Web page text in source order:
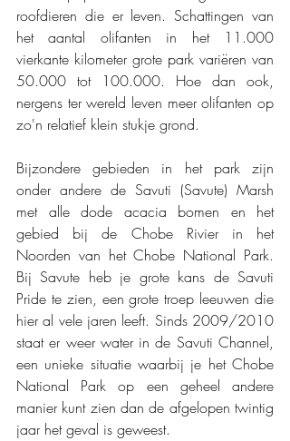
roofdieren die er leven. Schattingen van
het aantal olifanten in het 11.000
vierkante kilometer grote park variëren van
50.000 tot 100.000. Hoe dan ook,
nergens ter wereld leven meer olifanten op
zo'n relatief klein stukje grond.
Bijzondere gebieden in het park zijn
onder andere de Savuti (Savute) Marsh
met alle dode acacia bomen en het
gebied bij de Chobe Rivier in het
Noorden van het Chobe National Park.
Bij Savute heb je grote kans de Savuti
Pride te zien, een grote troep leeuwen die
hier al vele jaren leeft. Sinds 2009/2010
staat er weer water in de Savuti Channel,
een unieke situatie waarbij je het Chobe
National Park op een geheel andere
manier kunt zien dan de afgelopen twintig
jaar het geval is geweest.